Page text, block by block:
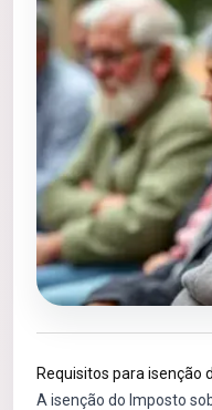
Requisitos para isenção
A isenção do Imposto